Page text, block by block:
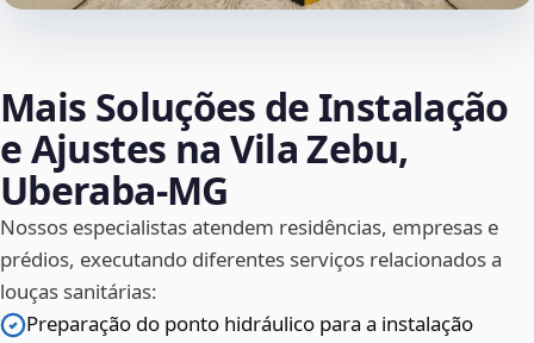
Mais Soluções de Instalação
e Ajustes na Vila Zebu,
Uberaba‑MG
Nossos especialistas atendem residências, empresas e
prédios, executando diferentes serviços relacionados a
louças sanitárias:
Preparação do ponto hidráulico para a instalação